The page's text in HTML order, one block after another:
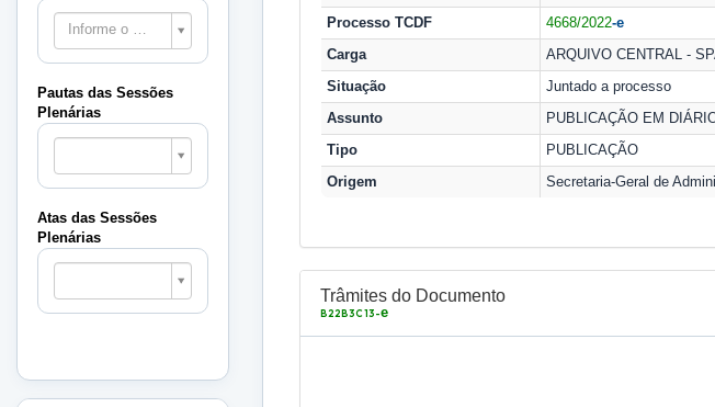
Informe o e-DOC
Pautas das Sessões
Plenárias
Pautas
Sessões
Plenárias
Atas das Sessões
Plenárias
Atas
Sessões
Plenárias
Processo TCDF
4668/2022-e
Carga
ARQUIVO CENTRAL -
Situação
Juntado a processo
Assunto
PUBLICAÇÃO EM
Tipo
PUBLICAÇÃO
Origem
Secretaria-Geral de
Trâmites do Documento
B22B3C13-e